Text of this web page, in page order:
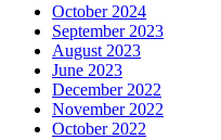
October 2024
September 2023
August 2023
June 2023
December 2022
November 2022
October 2022